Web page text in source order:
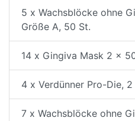
5 x Wachsblöcke ohne
Größe A, 50 St.
14 x Gingiva Mask 2 x
4 x Verdünner Pro-Die,
7 x Wachsblöcke ohne